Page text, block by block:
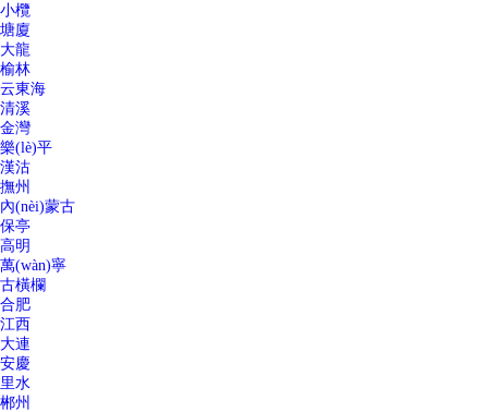
小欖
塘廈
大龍
榆林
云東海
清溪
金灣
樂(lè)平
漢沽
撫州
內(nèi)蒙古
保亭
高明
萬(wàn)寧
古橫欄
合肥
江西
大連
安慶
里水
郴州